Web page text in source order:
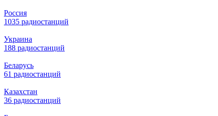
Россия
1035 радиостанций
Украина
188 радиостанций
Беларусь
61 радиостанций
Казахстан
36 радиостанций